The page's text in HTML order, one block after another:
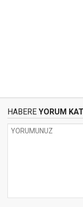
HABERE YORUM KAT